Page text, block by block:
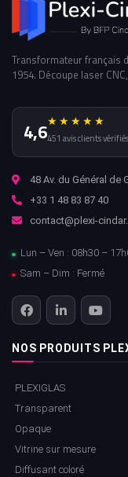
Transformateur français
1954. Découpe laser
4,6★★★★★
451 avis clients vérifiés
48 Av. du Général de
+33 1 48 83 87 40
contact@plexi-
Lun – Ven : 08h30 –
Sam – Dim : Fermé
NOS PRODUITS
PLEXIGLAS
Transparent
Opaque
Vitrine sur mesure
Diffusant coloré